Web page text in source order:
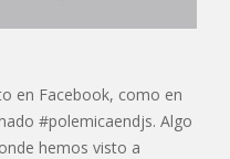
en Facebook, como en
#polemicaendjs. Algo
hemos visto a